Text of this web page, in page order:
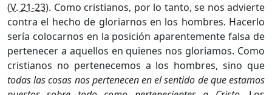
(V. 21-23). Como cristianos, por lo tanto, se nos advierte
contra el hecho de gloriarnos en los hombres. Hacerlo
sería colocarnos en la posición aparentemente falsa de
pertenecer a aquellos en quienes nos gloriamos. Como
cristianos no pertenecemos a los hombres, sino que
todas las cosas nos pertenecen en el sentido de que estamos